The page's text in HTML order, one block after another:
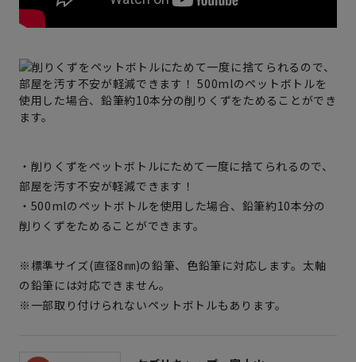
・削りくずをペットボトルにためて一度に捨てられるので、
部屋を汚す不安が軽減できます！
・500mlのペットボトルを使用した場合、鉛筆約10本分の
削りくずをためることができます。
※標準サイズ(直径8㎜)の鉛筆、色鉛筆に対応します。太軸
の鉛筆には対応できません。
※一部取り付けられないペットボトルもあります。